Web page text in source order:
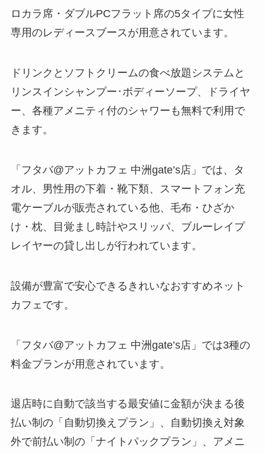
ロカラ席・ダブルPCフラット席の5タイプに女性
専用のレディースブースが用意されています。
ドリンクとソフトクリームの食べ放題システムと
リンスインシャンプー･ボディーソープ、ドライヤ
ー、各種アメニティ付のシャワーも無料で利用で
きます。
「フタバ@アットカフェ 中洲gate’s店」では、タ
オル、男性用の下着・靴下類、スマートフォン充
電ケーブルが販売されている他、毛布・ひざか
け・枕、目覚まし時計やスリッパ、ブルーレイプ
レイヤーの貸し出しが行われています。
設備が豊富で安心できるきれいなおすすめネット
カフェです。
「フタバ@アットカフェ 中洲gate’s店」では3種の
料金プランが用意されています。
退店時に自動で該当する最安値に金額が決まる後
払い制の「自動切換えプラン」、自動切換え対象
外で前払い制の「ナイトパックプラン」、アメニ